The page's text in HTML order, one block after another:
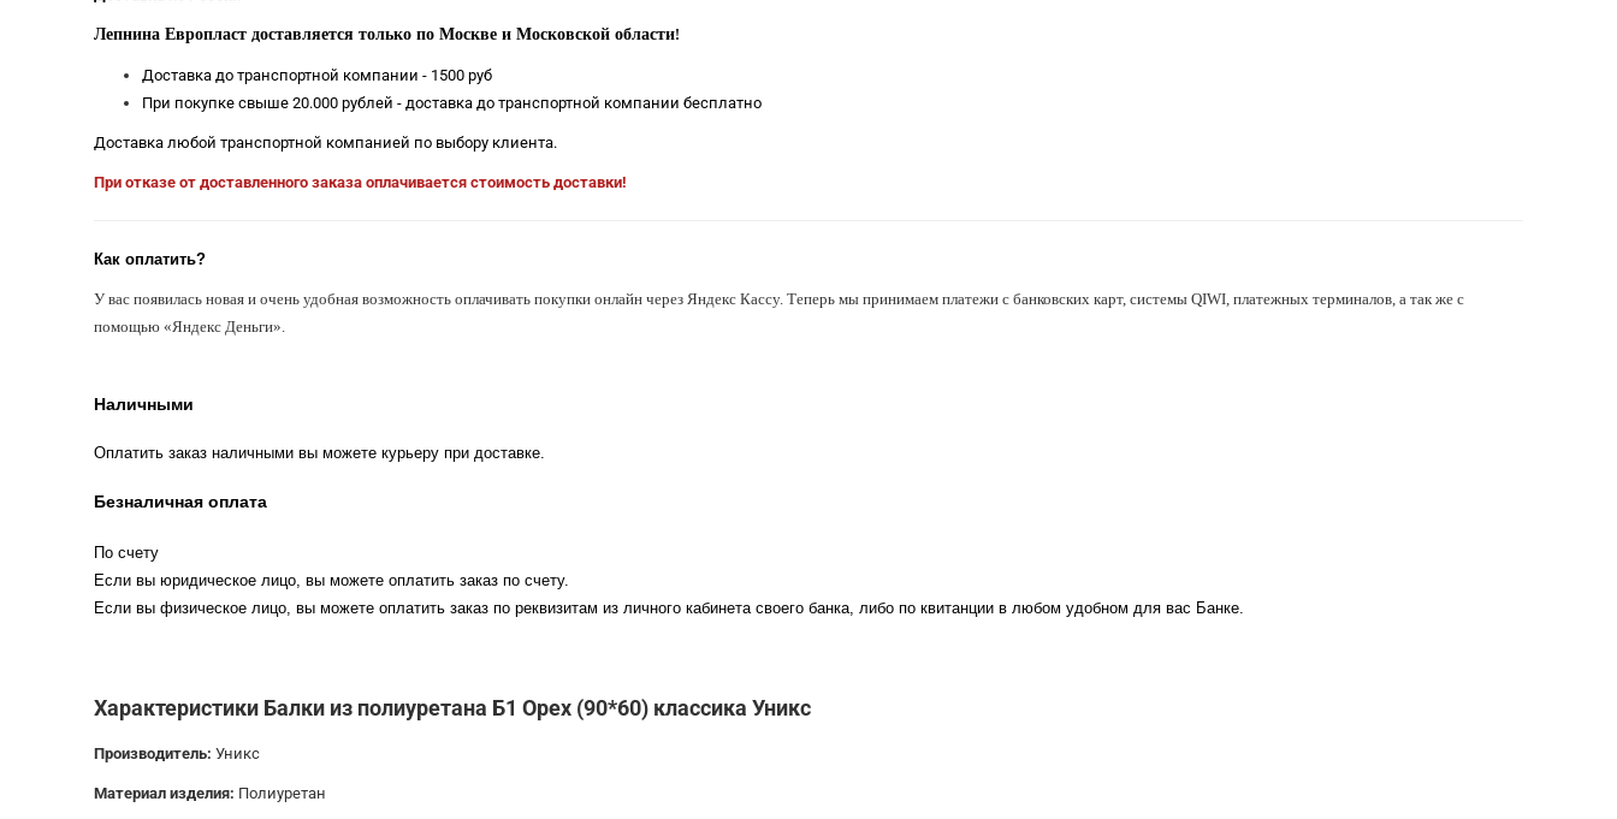
Лепнина Европласт доставляется только по Москве и Московской области!
Доставка до транспортной компании - 1500 руб
При покупке свыше 20.000 рублей - доставка до транспортной компании бесплатно
Доставка любой транспортной компанией по выбору клиента.
При отказе от доставленного заказа оплачивается стоимость доставки!
Как оплатить?
У вас появилась новая и очень удобная возможность оплачивать покупки онлайн через Яндекс Кассу. Теперь мы принимаем платежи с банковских карт, системы QIWI, платежных терминалов, а так же с
помощью «Яндекс Деньги».
Наличными
Оплатить заказ наличными вы можете курьеру при доставке.
Безналичная оплата
По счету
Если вы юридическое лицо, вы можете оплатить заказ по счету.
Если вы физическое лицо, вы можете оплатить заказ по реквизитам из личного кабинета своего банка, либо по квитанции в любом удобном для вас Банке.
Характеристики Балки из полиуретана Б1 Орех (90*60) классика Уникс
Производитель: Уникс
Материал изделия: Полиуретан